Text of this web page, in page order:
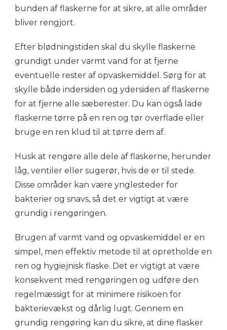
bunden af flaskerne for at sikre, at alle områder
bliver rengjort.
Efter blødningstiden skal du skylle flaskerne
grundigt under varmt vand for at fjerne
eventuelle rester af opvaskemiddel. Sørg for at
skylle både indersiden og ydersiden af flaskerne
for at fjerne alle sæberester. Du kan også lade
flaskerne tørre på en ren og tør overflade eller
bruge en ren klud til at tørre dem af.
Husk at rengøre alle dele af flaskerne, herunder
låg, ventiler eller sugerør, hvis de er til stede.
Disse områder kan være ynglesteder for
bakterier og snavs, så det er vigtigt at være
grundig i rengøringen.
Brugen af varmt vand og opvaskemiddel er en
simpel, men effektiv metode til at opretholde en
ren og hygiejnisk flaske. Det er vigtigt at være
konsekvent med rengøringen og udføre den
regelmæssigt for at minimere risikoen for
bakterievækst og dårlig lugt. Gennem en
grundig rengøring kan du sikre, at dine flasker